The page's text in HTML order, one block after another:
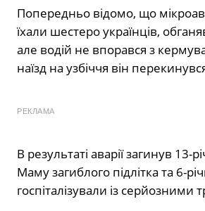
Попередньо відомо, що
їхали шестеро українців,
але водій не впорався з
наїзд на узбіччя він
РЕКЛАМА
В результаті аварії загинув 13-
Маму загиблого підлітка та 6-
госпіталізували із серйозними